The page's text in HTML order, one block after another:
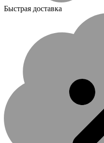
Быстрая доставка